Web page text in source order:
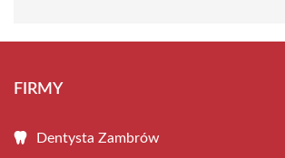
FIRMY
Dentysta Zambrów